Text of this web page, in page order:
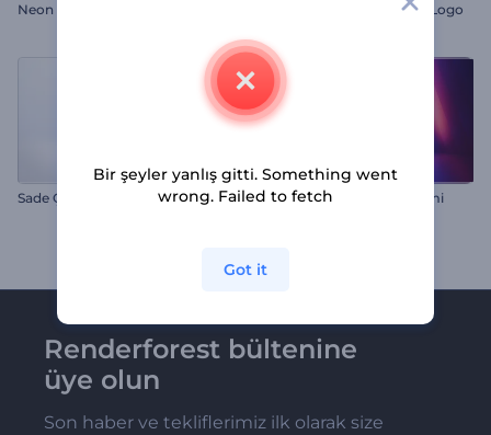
Neon Gücü Logo Görünümü Alevlerle Hareketlendirilen Logo
Sade Çizgi Stili Logo Neon Gizemi Logo Gösterimi
Renderforest bültenine
üye olun
Son haber ve tekliflerimiz ilk olarak size
Bir şeyler yanlış gitti. Something went
wrong. Failed to fetch
Got it